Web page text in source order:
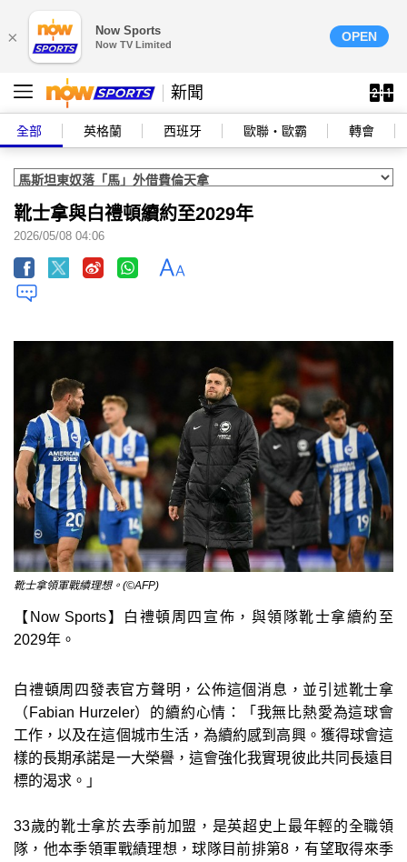
× Now Sports
Now TV Limited
OPEN
新聞
全部 英格蘭 西班牙 歐聯‧歐霸 轉會
靴士拿與白禮頓續約至2029年
2026/05/08 04:06
靴士拿領軍戰績理想。(©AFP)
【Now Sports】白禮頓周四宣佈，與領隊靴士拿續約至
2029年。
白禮頓周四發表官方聲明，公佈這個消息，並引述靴士拿
（Fabian Hurzeler）的續約心情：「我無比熱愛為這球會
工作，以及在這個城市生活，為續約感到高興。獲得球會這
樣的長期承諾是一大榮譽，這會強化我實現彼此共同長遠目
標的渴求。」
33歲的靴士拿於去季前加盟，是英超史上最年輕的全職領
隊，他本季領軍戰績理想，球隊目前排第8，有望取得來季